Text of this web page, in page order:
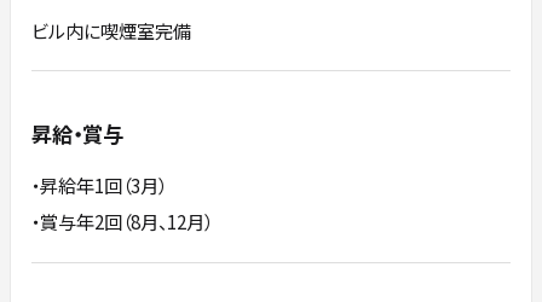
ビル内に喫煙室完備
昇給・賞与
・昇給年1回（3月）
・賞与年2回（8月、12月）